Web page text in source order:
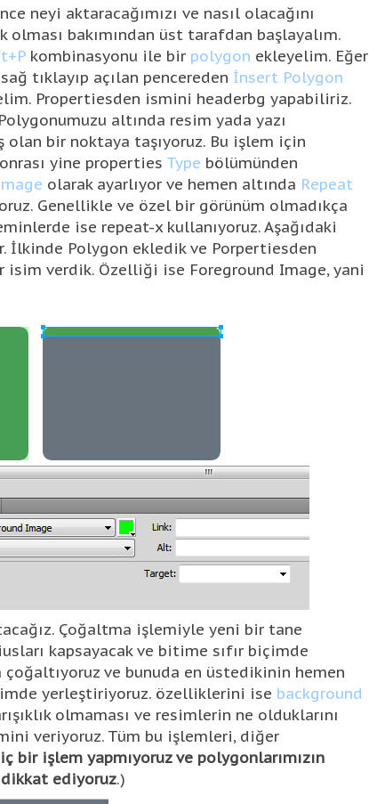
neyi aktaracağımızı ve nasıl olacağını
bakımından üst tarafdan başlayalım.
kombinasyonu ile bir polygon ekleyelim. Eğer
tıklayıp açılan pencereden İnsert Polygon
Propertiesden ismini headerbg yapabiliriz.
altında resim yada yazı
bir noktaya taşıyoruz. Bu işlem için
yine properties Type bölümünden
olarak ayarlıyor ve hemen altında Repeat
Genellikle ve özel bir görünüm olmadıkça
ise repeat-x kullanıyoruz. Aşağıdaki
Polygon ekledik ve Porpertiesden
isim verdik. Özelliği ise Foreground Image, yani
Çoğaltma işlemiyle yeni bir tane
kapsayacak ve bitime sıfır biçimde
ve bunuda en üstedikinin hemen
yerleştiriyoruz. özelliklerini ise background
olmaması ve resimlerin ne olduklarını
veriyoruz. Tüm bu işlemleri, diğer
bir işlem yapmıyoruz ve polygonlarımızın
ediyoruz.)